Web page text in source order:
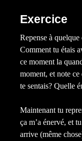
Exercice
Repense à
Comment tu étais
ce moment la
moment, et note
te sentais? Quelle
Maintenant tu
ça m’a énervé, et
arrive (même